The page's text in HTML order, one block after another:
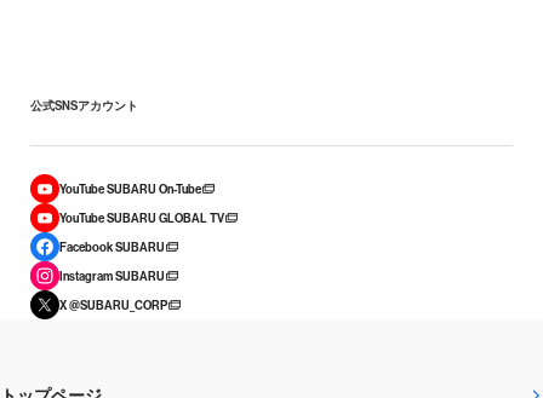
公式SNSアカウント
YouTube SUBARU On-Tube
YouTube SUBARU GLOBAL TV
Facebook SUBARU
Instagram SUBARU
X @SUBARU_CORP